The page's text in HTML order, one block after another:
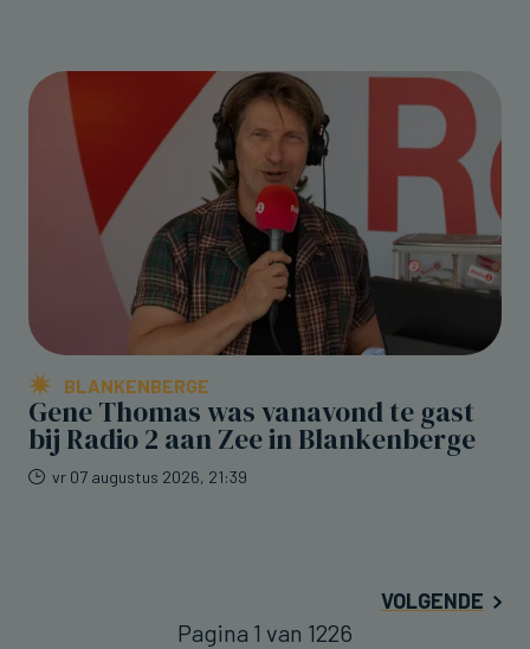
BLANKENBERGE
Gene Thomas was vanavond te gast
bij Radio 2 aan Zee in Blankenberge
vr 07 augustus 2026, 21:39
VOLGENDE
Pagina 1 van 1226